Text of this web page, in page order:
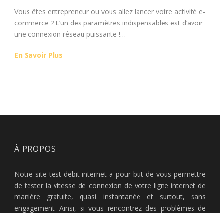
Vous êtes entrepreneur ou vous allez lancer votre activité e-
commerce ? L’un des paramètres indispensables est d’avoir
une connexion réseau puissante !…
En Savoir Plus
À PROPOS
Notre site test-debit-internet a pour but de vous permettre
de tester la vitesse de connexion de votre ligne internet de
manière gratuite, quasi instantanée et surtout, sans
engagement. Ainsi, si vous rencontrez des problèmes de